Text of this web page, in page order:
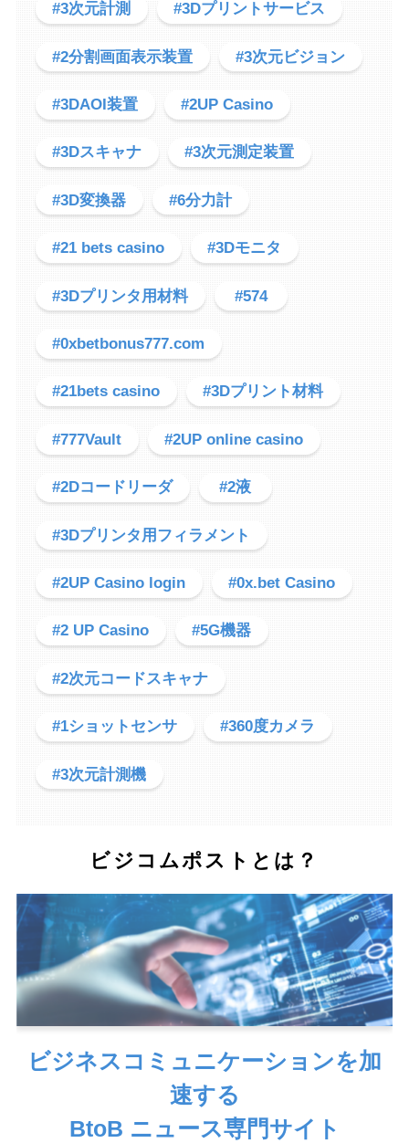
#3次元計測 #3Dプリントサービス
#2分割画面表示装置 #3次元ビジョン
#3DAOI装置 #2UP Casino
#3Dスキャナ #3次元測定装置
#3D変換器 #6分力計
#21 bets casino #3Dモニタ
#3Dプリンタ用材料 #574
#0xbetbonus777.com
#21bets casino #3Dプリント材料
#777Vault #2UP online casino
#2Dコードリーダ #2液
#3Dプリンタ用フィラメント
#2UP Casino login #0x.bet Casino
#2 UP Casino #5G機器
#2次元コードスキャナ
#1ショットセンサ #360度カメラ
#3次元計測機
ビジコムポストとは？
ビジネスコミュニケーションを加
速する
BtoB ニュース専門サイト